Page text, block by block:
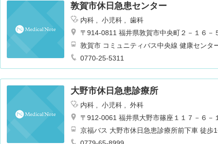
敦賀市休日急患センター
内科 小児科
歯科
〒914-0811 福井県敦賀市中央町２－１６－
敦賀市 コミュニティバス中央線 健康センタ
0770-25-5311
大野市休日急患診療所
内科 小児科
外科
〒912-0061 福井県大野市篠座１１７－６－
京福バス 大野市休日急患診療所